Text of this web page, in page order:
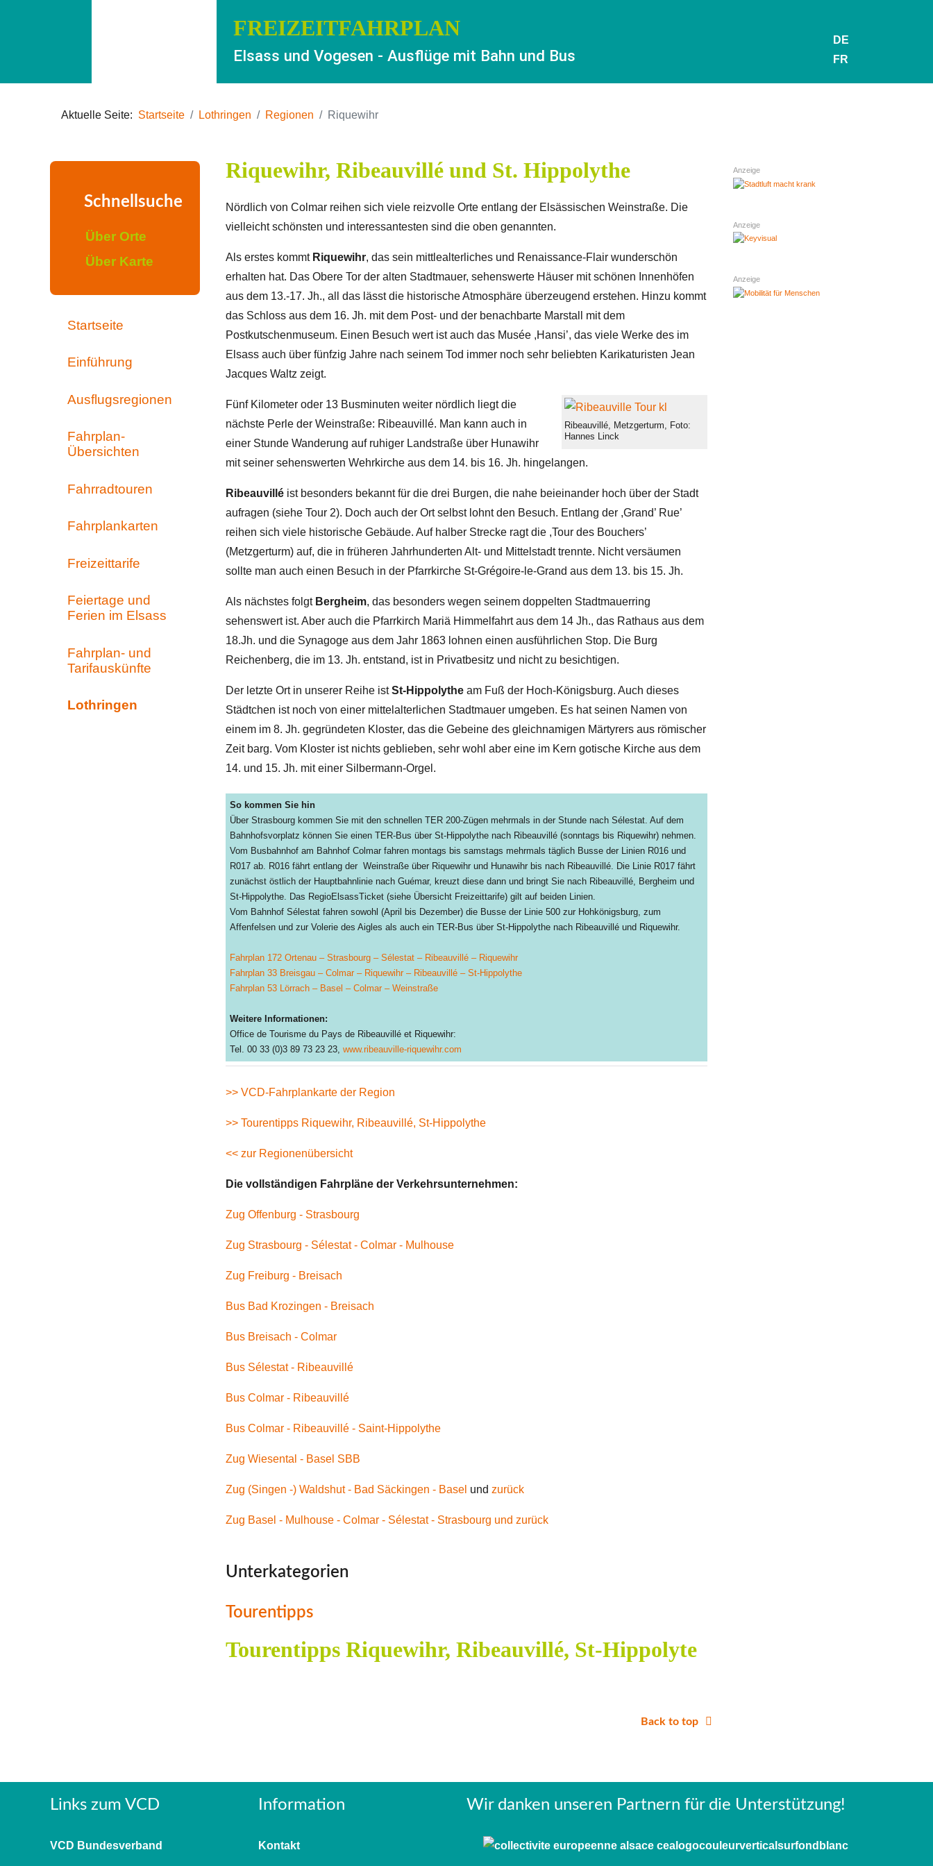
FREIZEITFAHRPLAN
Elsass und Vogesen - Ausflüge mit Bahn und Bus
DE
FR
Aktuelle Seite: Startseite Lothringen Regionen Riquewihr
Schnellsuche
Über Orte
Über Karte
Startseite
Einführung
Ausflugsregionen
Fahrplan-
Übersichten
Fahrradtouren
Fahrplankarten
Freizeittarife
Feiertage und
Ferien im Elsass
Fahrplan- und
Tarifauskünfte
Lothringen
Riquewihr, Ribeauvillé und St. Hippolythe
Nördlich von Colmar reihen sich viele reizvolle Orte entlang der Elsässischen Weinstraße. Die
vielleicht schönsten und interessantesten sind die oben genannten.
Als erstes kommt Riquewihr, das sein mittlealterliches und Renaissance-Flair wunderschön
erhalten hat. Das Obere Tor der alten Stadtmauer, sehenswerte Häuser mit schönen Innenhöfen
aus dem 13.-17. Jh., all das lässt die historische Atmosphäre überzeugend erstehen. Hinzu kommt
das Schloss aus dem 16. Jh. mit dem Post- und der benachbarte Marstall mit dem
Postkutschenmuseum. Einen Besuch wert ist auch das Musée ,Hansi’, das viele Werke des im
Elsass auch über fünfzig Jahre nach seinem Tod immer noch sehr beliebten Karikaturisten Jean
Jacques Waltz zeigt.
Ribeauvillé, Metzgerturm, Foto:
Hannes Linck
Fünf Kilometer oder 13 Busminuten weiter nördlich liegt die
nächste Perle der Weinstraße: Ribeauvillé. Man kann auch in
einer Stunde Wanderung auf ruhiger Landstraße über Hunawihr
mit seiner sehenswerten Wehrkirche aus dem 14. bis 16. Jh. hingelangen.
Ribeauvillé ist besonders bekannt für die drei Burgen, die nahe beieinander hoch über der Stadt
aufragen (siehe Tour 2). Doch auch der Ort selbst lohnt den Besuch. Entlang der ,Grand’ Rue’
reihen sich viele historische Gebäude. Auf halber Strecke ragt die ,Tour des Bouchers’
(Metzgerturm) auf, die in früheren Jahrhunderten Alt- und Mittelstadt trennte. Nicht versäumen
sollte man auch einen Besuch in der Pfarrkirche St-Grégoire-le-Grand aus dem 13. bis 15. Jh.
Als nächstes folgt Bergheim, das besonders wegen seinem doppelten Stadtmauerring
sehenswert ist. Aber auch die Pfarrkirch Mariä Himmelfahrt aus dem 14 Jh., das Rathaus aus dem
18.Jh. und die Synagoge aus dem Jahr 1863 lohnen einen ausführlichen Stop. Die Burg
Reichenberg, die im 13. Jh. entstand, ist in Privatbesitz und nicht zu besichtigen.
Der letzte Ort in unserer Reihe istSt-Hippolythe am Fuß der Hoch-Königsburg. Auch dieses
Städtchen ist noch von einer mittelalterlichen Stadtmauer umgeben. Es hat seinen Namen von
einem im 8. Jh. gegründeten Kloster, das die Gebeine des gleichnamigen Märtyrers aus römischer
Zeit barg. Vom Kloster ist nichts geblieben, sehr wohl aber eine im Kern gotische Kirche aus dem
14. und 15. Jh. mit einer Silbermann-Orgel.
So kommen Sie hin
Über Strasbourg kommen Sie mit den schnellen TER 200-Zügen mehrmals in der Stunde nach Sélestat. Auf dem
Bahnhofsvorplatz können Sie einen TER-Bus über St-Hippolythe nach Ribeauvillé (sonntags bis Riquewihr) nehmen.
Vom Busbahnhof am Bahnhof Colmar fahren montags bis samstags mehrmals täglich Busse der Linien R016 und
R017 ab. R016 fährt entlang der Weinstraße über Riquewihr und Hunawihr bis nach Ribeauvillé. Die Linie R017 fährt
zunächst östlich der Hauptbahnlinie nach Guémar, kreuzt diese dann und bringt Sie nach Ribeauvillé, Bergheim und
St-Hippolythe. Das RegioElsassTicket (siehe Übersicht Freizeittarife) gilt auf beiden Linien.
Vom Bahnhof Sélestat fahren sowohl (April bis Dezember) die Busse der Linie 500 zur Hohkönigsburg, zum
Affenfelsen und zur Volerie des Aigles als auch ein TER-Bus über St-Hippolythe nach Ribeauvillé und Riquewihr.
Fahrplan 172 Ortenau – Strasbourg – Sélestat – Ribeauvillé – Riquewihr
Fahrplan 33 Breisgau – Colmar – Riquewihr – Ribeauvillé – St-Hippolythe
Fahrplan 53 Lörrach – Basel – Colmar – Weinstraße
Weitere Informationen:
Office de Tourisme du Pays de Ribeauvillé et Riquewihr:
Tel. 00 33 (0)3 89 73 23 23, www.ribeauville-riquewihr.com
>> VCD-Fahrplankarte der Region
>> Tourentipps Riquewihr, Ribeauvillé, St-Hippolythe
<< zur Regionenübersicht
Die vollständigen Fahrpläne der Verkehrsunternehmen:
Zug Offenburg - Strasbourg
Zug Strasbourg - Sélestat - Colmar - Mulhouse
Zug Freiburg - Breisach
Bus Bad Krozingen - Breisach
Bus Breisach - Colmar
Bus Sélestat - Ribeauvillé
Bus Colmar - Ribeauvillé
Bus Colmar - Ribeauvillé - Saint-Hippolythe
Zug Wiesental - Basel SBB
Zug (Singen -) Waldshut - Bad Säckingen - Basel und zurück
Zug Basel - Mulhouse - Colmar - Sélestat - Strasbourg und zurück
Unterkategorien
Tourentipps
Tourentipps Riquewihr, Ribeauvillé, St-Hippolyte
Back to top
Anzeige
Anzeige
Anzeige
Links zum VCD
VCD Bundesverband
Information
Kontakt
Wir danken unseren Partnern für die Unterstützung!